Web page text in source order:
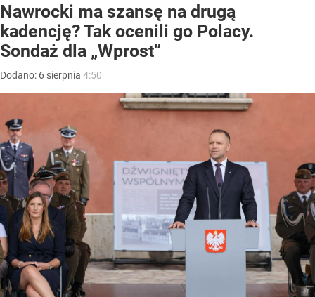
Nawrocki ma szansę na drugą
kadencję? Tak ocenili go Polacy.
Sondaż dla „Wprost”
Dodano: 6 sierpnia 4:50